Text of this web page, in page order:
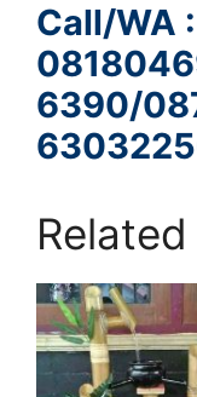
Call/WA :
6390/